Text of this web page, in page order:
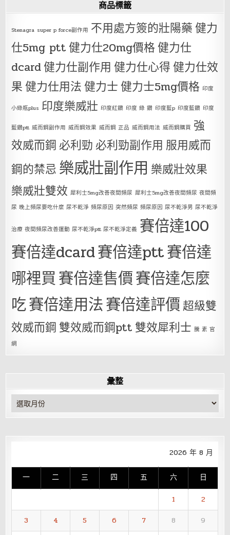
商品標籤
Stenagra super p force副作用 不用處方簽的壯陽藥健力
仕5mg ptt健力仕20mg價格健力仕
dcard健力仕副作用 健力仕心得健力仕效
果健力仕用法健力士健力士5mg價格 印度
小綠瓶plus 印度樂威壯 印度紅鑽 印度 綠 鑽 印度藍p 印度藍鑽 印度
藍鑽ptt 威而鋼副作用 威而鋼效果 威而鋼 正品 威而鋼用法 威而鋼購買 強
效威而鋼 必利勁 必利勁副作用 服用威而
鋼的禁忌 樂威壯副作用 樂威壯效果
樂威壯雙效 犀利士5mg改善夜間頻尿 犀利士5mg改善夜間頻尿 夜間頻
尿 晚上頻尿要吃什麼 尿不乾淨 頻尿原因 突然頻尿 頻尿原因 尿不乾淨男 尿不乾淨
治療 夜間頻尿改善運動 尿不乾淨ptt 尿不乾淨定義 賽倍達100
賽倍達dcard賽倍達ptt賽倍達
哪裡買賽倍達售價賽倍達怎麼
吃賽倍達用法賽倍達評價超級雙
效威而鋼 雙效威而鋼ptt 雙效犀利士 騰 素 官
網
彙整
彙
整
2026 年 8 月
一 二 三 四 五 六 日
1
2
3
4 5 6 7 8
9